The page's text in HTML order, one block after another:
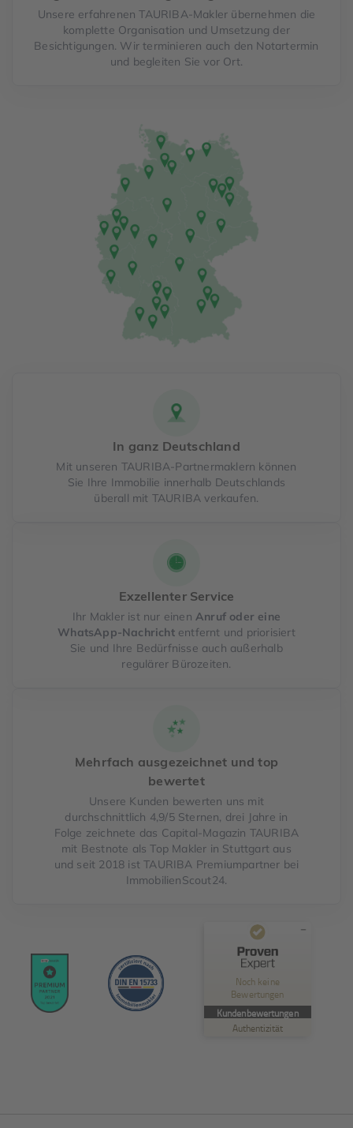
Unsere erfahrenen TAURIBA-Makler übernehmen die
komplette Organisation und Umsetzung der
Besichtigungen. Wir terminieren auch den Notartermin
und begleiten Sie vor Ort.
In ganz Deutschland
Mit unseren TAURIBA-Partnermaklern können
Sie Ihre Immobilie innerhalb Deutschlands
überall mit TAURIBA verkaufen.
Exzellenter Service
Ihr Makler ist nur einen Anruf oder eine
WhatsApp-Nachricht entfernt und priorisiert
Sie und Ihre Bedürfnisse auch außerhalb
regulärer Bürozeiten.
Mehrfach ausgezeichnet und top
bewertet
Unsere Kunden bewerten uns mit
durchschnittlich 4,9/5 Sternen, drei Jahre in
Folge zeichnete das Capital-Magazin TAURIBA
mit Bestnote als Top Makler in Stuttgart aus
und seit 2018 ist TAURIBA Premiumpartner bei
ImmobilienScout24.
Noch keine
Bewertungen
Kundenbewertungen
Authentizität
Kundenbewertungen und Erfahrungen zu
TAURIBA GmbH
MANGELHAFT